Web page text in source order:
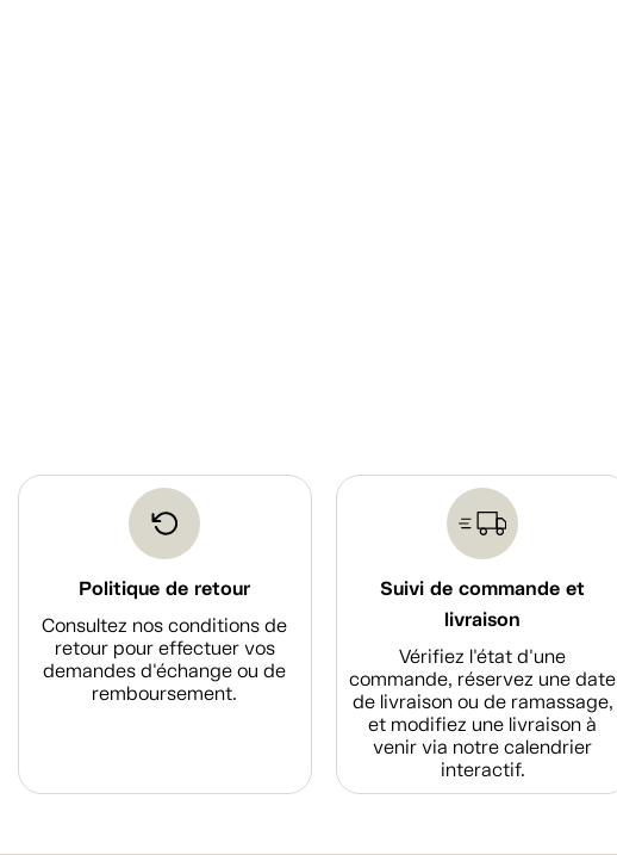
Politique de retour
Consultez nos conditions de
retour pour effectuer vos
demandes d'échange ou de
remboursement.
Suivi de commande et
livraison
Vérifiez l'état d'une
commande, réservez une date
de livraison ou de ramassage,
et modifiez une livraison à
venir via notre calendrier
interactif.